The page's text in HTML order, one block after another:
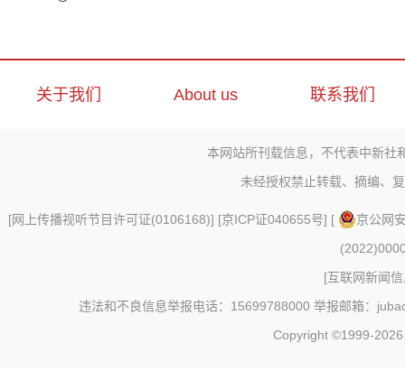
关于我们 About us 联系我们
本网站所刊载信息，不代表中新社
未经授权禁止转载、摘编、
[网上传播视听节目许可证(0106168)] [京ICP证040655号] [
京公网
[互联网新闻
违法和不良信息举报电话：15699788000 举报邮箱：
Copyright ©1999-